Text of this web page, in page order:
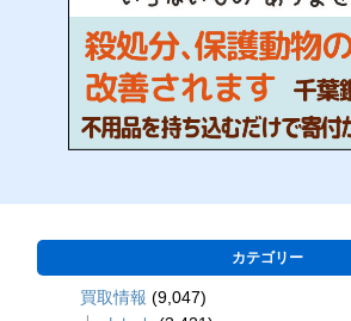
カテゴリー
買取情報 (9,047)